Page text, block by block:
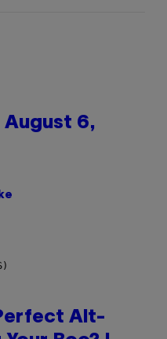
August 6,
Alt-